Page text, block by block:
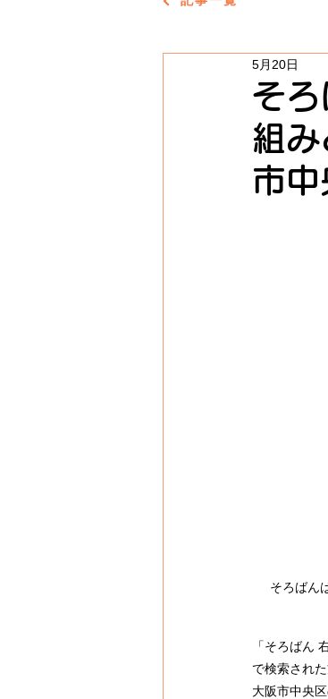
そ
組
市中
5月20日
そろばん
「そろばん
で検索された
大阪市中央